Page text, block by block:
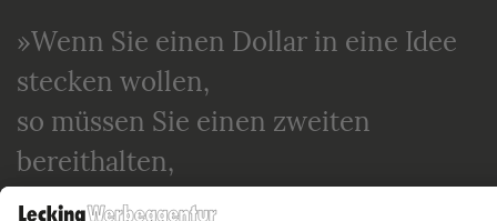
»Wenn Sie einen Dollar in eine Idee
stecken wollen,
so müssen Sie einen zweiten
bereithalten,
um das bekannt zu geben.«